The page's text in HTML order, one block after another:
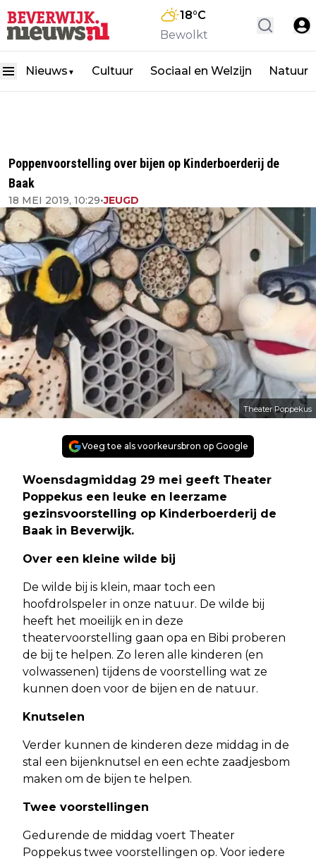
18°C
Bewolkt
Nieuws ▼ Cultuur Sociaal en Welzijn Natuur
Poppenvoorstelling over bijen op Kinderboerderij de
Baak
18 MEI 2019, 10:29•JEUGD
Theater Poppekus
Voeg toe als voorkeursbron op Google
Woensdagmiddag 29 mei geeft Theater
Poppekus een leuke en leerzame
gezinsvoorstelling op Kinderboerderij de
Baak in Beverwijk.
Over een kleine wilde bij
De wilde bij is klein, maar toch een
hoofdrolspeler in onze natuur. De wilde bij
heeft het moeilijk en in deze
theatervoorstelling gaan opa en Bibi proberen
de bij te helpen. Zo leren alle kinderen (en
volwassenen) tijdens de voorstelling wat ze
kunnen doen voor de bijen en de natuur.
Knutselen
Verder kunnen de kinderen deze middag in de
stal een bijenknutsel en een echte zaadjesbom
maken om de bijen te helpen.
Twee voorstellingen
Gedurende de middag voert Theater
Poppekus twee voorstellingen op. Voor iedere